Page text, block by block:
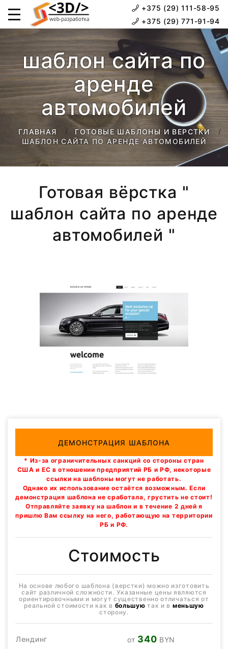
+375 (29) 111-58-95
+375 (29) 771-91-94
шаблон сайта по
аренде
автомобилей
ГЛАВНАЯ
ГОТОВЫЕ ШАБЛОНЫ И ВЕРСТКИ
ШАБЛОН САЙТА ПО АРЕНДЕ АВТОМОБИЛЕЙ
Готовая вёрстка "
шаблон сайта по аренде
автомобилей "
ДЕМОНСТРАЦИЯ ШАБЛОНА
* Из-за ограничительных санкций со стороны стран
США и ЕС в отношении предприятий РБ и РФ, некоторые
ссылки на шаблоны могут не работать.
Однако их использование остаётся возможным. Если
демонстрация шаблона не сработала, грустить не стоит!
Отправляйте заявку на шаблон и в течение 2 дней я
пришлю Вам ссылку на него, работающую на территории
РБ и РФ.
Стоимость
На основе любого шаблона (верстки) можно изготовить
сайт различной сложности. Указанные цены являются
ориентировочными и могут существенно отличаться от
реальной стоимости как в большую так и в меньшую
сторону.
Лендинг от 340 BYN